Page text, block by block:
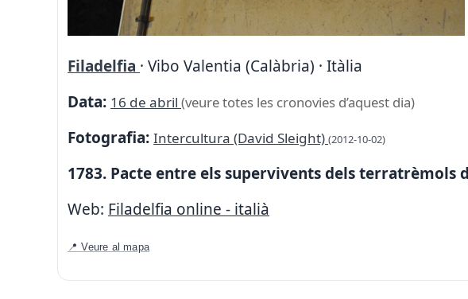
Filadelfia · Vibo Valentia (Calàbria) · Itàlia
Data: 16 de abril (veure totes les cronovies d’aquest dia)
Fotografia: Intercultura (David Sleight) (2012-10-02)
1783. Pacte entre els supervivents dels
Web: Filadelfia online - italià
📍 Veure al mapa